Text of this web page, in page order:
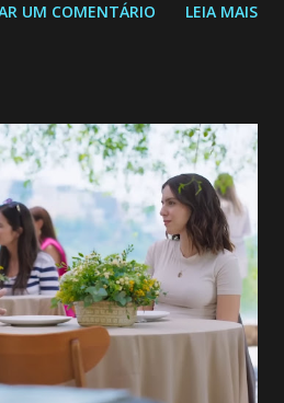
GUADALUPE (Camila
o homem que realmente
dedica todas as suas energias a
estudando e se orgulhando de
a ingressar na
personalidade muito alegre, é
determinada, criativa e
e é uma ótima amiga. Pode ser
quando decide fazer algo.
ela é inseminada por eng...
UM COMENTÁRIO LEIA MAIS